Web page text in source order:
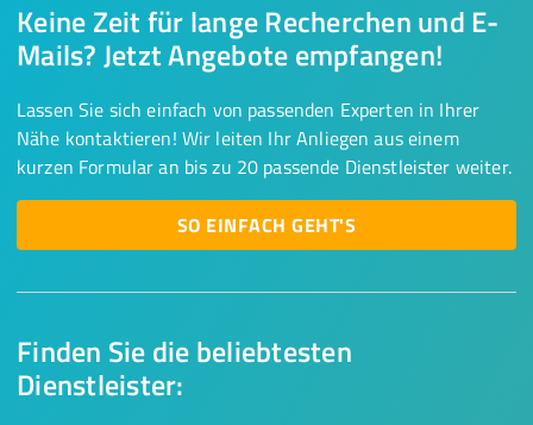
Finden Sie die beliebtesten
Dienstleister:
Keine Zeit für lange Recherchen und E-
Mails? Jetzt Angebote empfangen!
Lassen Sie sich einfach von passenden Experten in Ihrer
Nähe kontaktieren! Wir leiten Ihr Anliegen aus einem
kurzen Formular an bis zu 20 passende Dienstleister weiter.
SO EINFACH GEHT'S